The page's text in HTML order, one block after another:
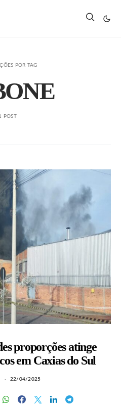
POR TAG
POST
proporções atinge
em Caxias do Sul
22/04/2025